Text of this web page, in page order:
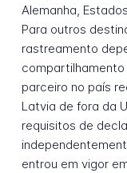
Alemanha,
Para outros
rastreamento
parceiro no país
Latvia de fora da
requisitos de
entrou em vigor